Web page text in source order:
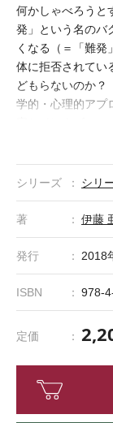
何かしゃべろうと
発」という名のバ
くなる（＝「難発
体に拒否されてい
どもらないのか
学的・心理的アプ
察とインタビュ
シリーズ シリ
著 伊藤
発行 2018
ISBN 978-
定価